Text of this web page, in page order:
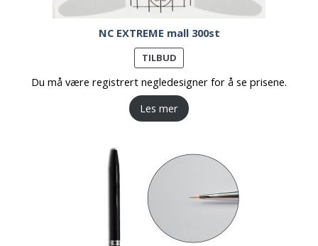
NC EXTREME mall 300st
TILBUDPRODUKT
PÅ
SALG
Du må være registrert negledesigner for å se prisene.
Les mer